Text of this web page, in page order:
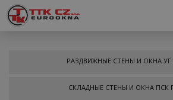
РАЗДВИЖНЫЕ СТЕНЫ И ОКНА
СКЛАДНЫЕ СТЕНЫ И ОКНА ПСК